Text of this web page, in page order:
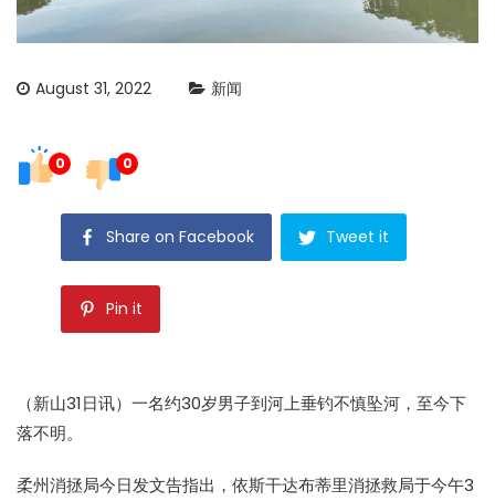
August 31, 2022 新闻
0 0
Share on Facebook Tweet it
Pin it
（新山31日讯）一名约30岁男子到河上垂钓不慎坠河，至今下
落不明。
柔州消拯局今日发文告指出，依斯干达布蒂里消拯救局于今午3